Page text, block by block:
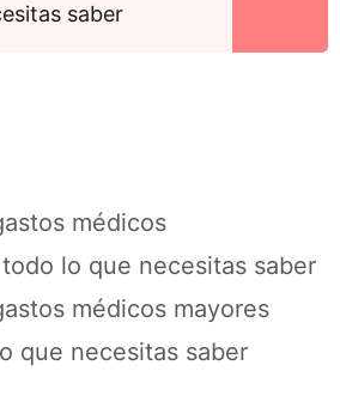
saber
médicos
lo que necesitas saber
médicos mayores
que necesitas saber